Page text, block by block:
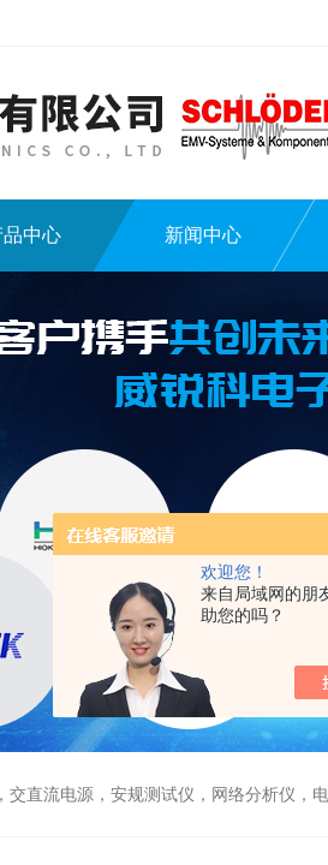
欢迎您！
来自局域网的朋
助您的吗？
品中心 新闻中心
源，安规测试仪，网络分析仪，电池测试仪，